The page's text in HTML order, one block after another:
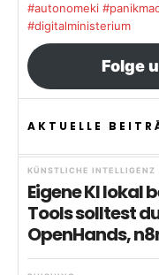
#autonomeki
#digitalministerium
Folge
AKTUELLE
KÜNSTLICHE INTELLIGENZ
Eigene KI lokal
Tools solltest
OpenHands,